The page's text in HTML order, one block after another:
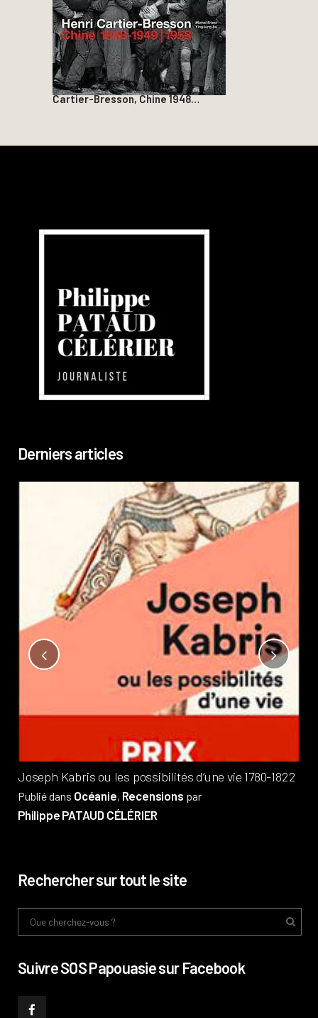
Cartier-Bresson, Chine 1948…
Derniers articles
Joseph Kabris ou les possibilités d’une vie 1780-1822
Publié dans Océanie, Recensions par
Philippe PATAUD CÉLÉRIER
Rechercher sur tout le site
Suivre SOS Papouasie sur Facebook